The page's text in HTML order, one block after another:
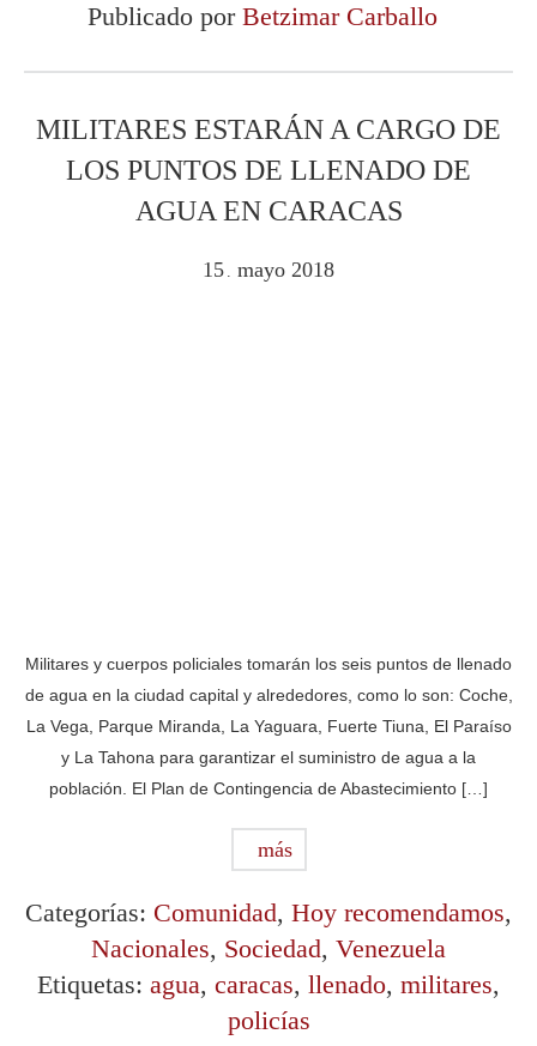
Publicado por Betzimar Carballo
MILITARES ESTARÁN A CARGO DE
LOS PUNTOS DE LLENADO DE
AGUA EN CARACAS
15 . mayo 2018
Militares y cuerpos policiales tomarán los seis puntos de llenado
de agua en la ciudad capital y alrededores, como lo son: Coche,
La Vega, Parque Miranda, La Yaguara, Fuerte Tiuna, El Paraíso
y La Tahona para garantizar el suministro de agua a la
población. El Plan de Contingencia de Abastecimiento […]
más
Categorías: Comunidad, Hoy recomendamos,
Nacionales, Sociedad, Venezuela
Etiquetas: agua, caracas, llenado, militares,
policías